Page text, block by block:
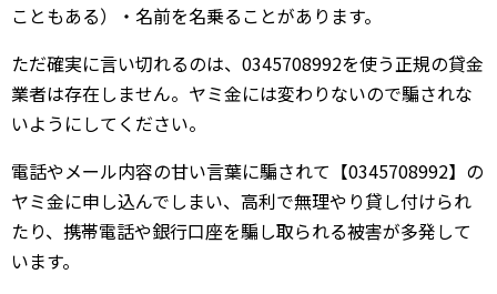
こともある）・名前を名乗ることがあります。
ただ確実に言い切れるのは、0345708992を使う正規の貸金
業者は存在しません。ヤミ金には変わりないので騙されな
いようにしてください。
電話やメール内容の甘い言葉に騙されて【0345708992】の
ヤミ金に申し込んでしまい、高利で無理やり貸し付けられ
たり、携帯電話や銀行口座を騙し取られる被害が多発して
います。